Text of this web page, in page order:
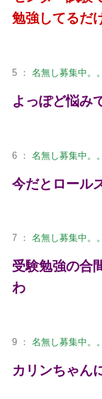
勉強してるだ
5 ： 名無し募集中。
よっぽど悩み
6 ： 名無し募集中。
今だとロール
7 ： 名無し募集中。
受験勉強の合
わ
9 ： 名無し募集中。
カリンちゃん